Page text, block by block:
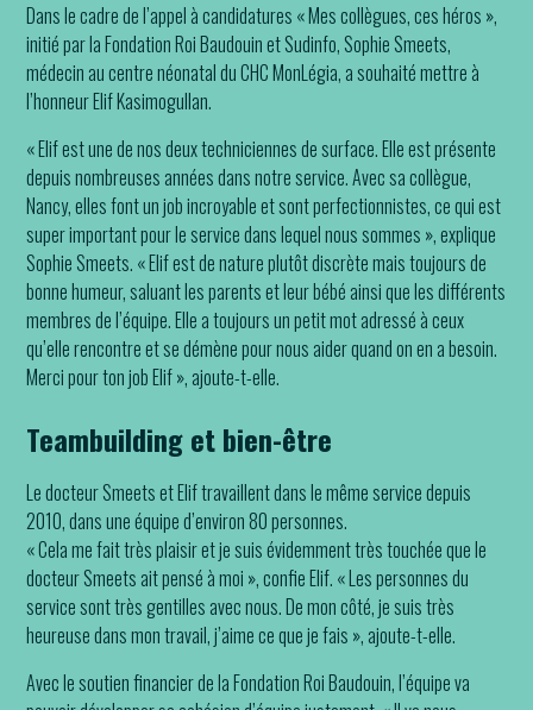
Dans le cadre de l’appel à candidatures « Mes collègues, ces héros »,
initié par la Fondation Roi Baudouin et Sudinfo, Sophie Smeets,
médecin au centre néonatal du CHC MonLégia, a souhaité mettre à
l’honneur Elif Kasimogullan.
« Elif est une de nos deux techniciennes de surface. Elle est présente
depuis nombreuses années dans notre service. Avec sa collègue,
Nancy, elles font un job incroyable et sont perfectionnistes, ce qui est
super important pour le service dans lequel nous sommes », explique
Sophie Smeets. « Elif est de nature plutôt discrète mais toujours de
bonne humeur, saluant les parents et leur bébé ainsi que les différents
membres de l’équipe. Elle a toujours un petit mot adressé à ceux
qu’elle rencontre et se démène pour nous aider quand on en a besoin.
Merci pour ton job Elif », ajoute-t-elle.
Teambuilding et bien-être
Le docteur Smeets et Elif travaillent dans le même service depuis
2010, dans une équipe d’environ 80 personnes.
« Cela me fait très plaisir et je suis évidemment très touchée que le
docteur Smeets ait pensé à moi », confie Elif. « Les personnes du
service sont très gentilles avec nous. De mon côté, je suis très
heureuse dans mon travail, j’aime ce que je fais », ajoute-t-elle.
Avec le soutien financier de la Fondation Roi Baudouin, l’équipe va